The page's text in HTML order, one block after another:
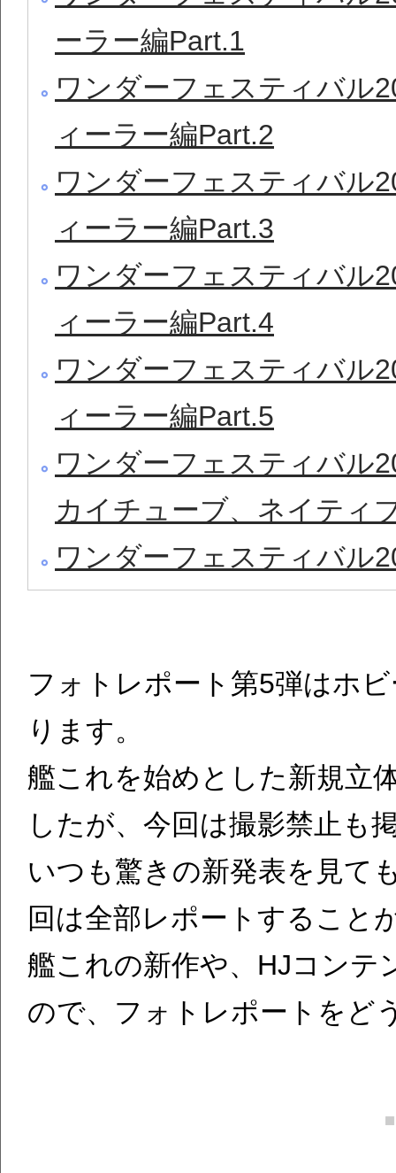
ーラー編Part.1
ワンダーフェスティバル
ィーラー編Part.2
ワンダーフェスティバル
ィーラー編Part.3
ワンダーフェスティバル
ィーラー編Part.4
ワンダーフェスティバル
ィーラー編Part.5
ワンダーフェスティバル
カイチューブ、ネイティ
ワンダーフェスティバル
フォトレポート第5弾はホ
ります。
艦これを始めとした新規立
したが、今回は撮影禁止も
いつも驚きの新発表を見て
回は全部レポートすること
艦これの新作や、HJコンテ
ので、フォトレポートをど